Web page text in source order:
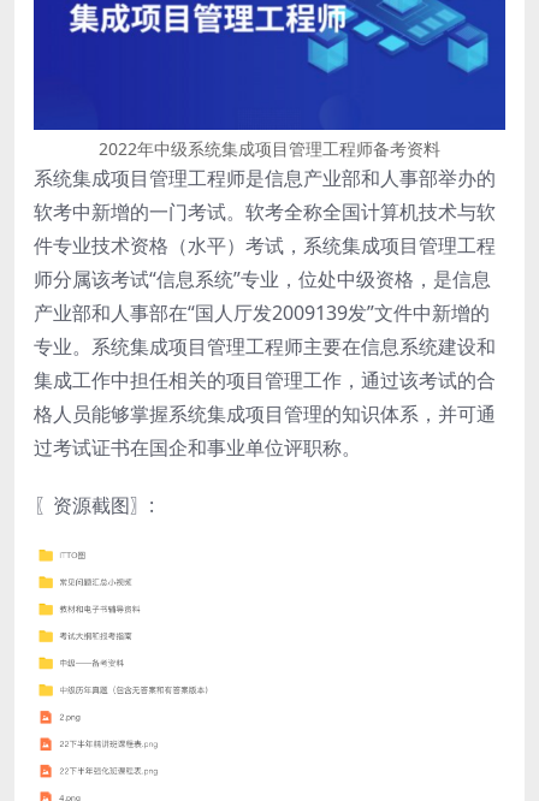
2022年中级系统集成项目管理工程师备考资料
系统集成项目管理工程师是信息产业部和人事部举办的
软考中新增的一门考试。软考全称全国计算机技术与软
件专业技术资格（水平）考试，系统集成项目管理工程
师分属该考试“信息系统”专业，位处中级资格，是信息
产业部和人事部在“国人厅发2009139发”文件中新增的
专业。系统集成项目管理工程师主要在信息系统建设和
集成工作中担任相关的项目管理工作，通过该考试的合
格人员能够掌握系统集成项目管理的知识体系，并可通
过考试证书在国企和事业单位评职称。
〖资源截图〗: